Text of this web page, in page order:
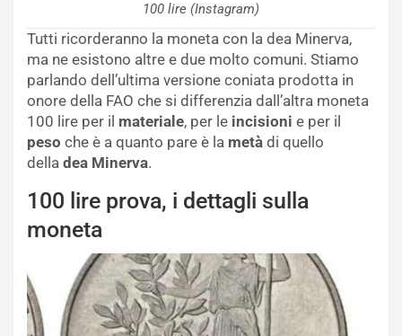
100 lire (Instagram)
Tutti ricorderanno la moneta con la dea Minerva,
ma ne esistono altre e due molto comuni. Stiamo
parlando dell’ultima versione coniata prodotta in
onore della FAO che si differenzia dall’altra moneta
100 lire per il materiale, per le incisioni e per il
peso che è a quanto pare è la metà di quello
della dea Minerva.
100 lire prova, i dettagli sulla
moneta